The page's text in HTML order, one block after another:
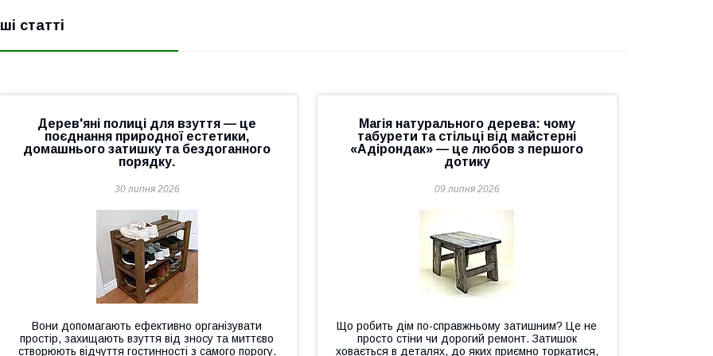
статті
Дерев'яні полиці для взуття — це
поєднання природної естетики,
домашнього затишку та бездоганного
порядку.
30 липня 2026
Вони допомагають ефективно організувати
простір, захищають взуття від зносу та миттєво
створюють відчуття гостинності з самого порогу.
Магія натурального дерева: чому
табурети та стільці від майстерні
«Адірондак» — це любов з першого
дотику
09 липня 2026
Що робить дім по-справжньому затишним? Це не
просто стіни чи дорогий ремонт. Затишок
ховається в деталях, до яких приємно торкатися,